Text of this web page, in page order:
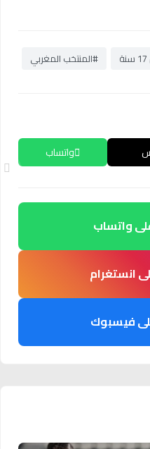
#المنتخب المغربي
واتساب
واتساب
انستغرام
فيسبوك